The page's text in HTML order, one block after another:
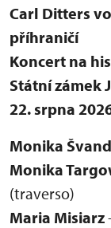
Carl Ditters
příhraničí
Koncert na
Státní zámek
22. srpna
Monika
Monika
(traverso)
Maria Misiarz